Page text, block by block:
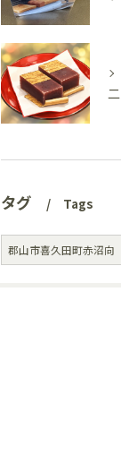
タグ Tags
郡山市喜久田町赤沼向